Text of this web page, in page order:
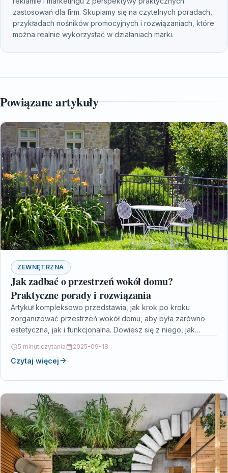
zastosowań dla firm. Skupiamy się na czytelnych poradach,
przykładach nośników promocyjnych i rozwiązaniach, które
można realnie wykorzystać w działaniach marki.
Powiązane artykuły
ZEWNĘTRZNA
Jak zadbać o przestrzeń wokół domu?
Praktyczne porady i rozwiązania
Artykuł kompleksowo przedstawia, jak krok po kroku
zorganizować przestrzeń wokół domu, aby była zarówno
estetyczna, jak i funkcjonalna. Dowiesz się z niego, jak
5 minut czytania 2025-09-18
Czytaj więcej